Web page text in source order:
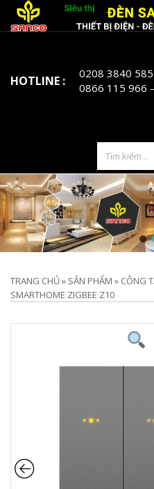
HOTLINE : 0208 3840 585
0866 115 966
TRANG CHỦ» SẢN PHẨM » CÔNG
SMARTHOME ZIGBEE Z10